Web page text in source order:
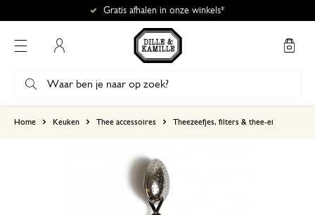
Gratis afhalen in onze winkels*
Home Keuken Thee accessoires Theezeefjes, filters & thee-ei